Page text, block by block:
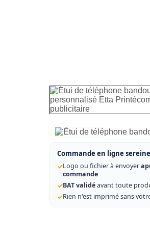
Commande en ligne sereine
✓Logo ou fichier à envoyer
commande
✓BAT validéavant toute
✓Rien n'est imprimé sans